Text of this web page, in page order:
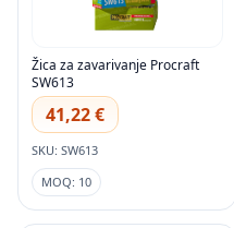
Žica za zavarivanje Procraft
SW613
41,22 €
SKU: SW613
MOQ: 10